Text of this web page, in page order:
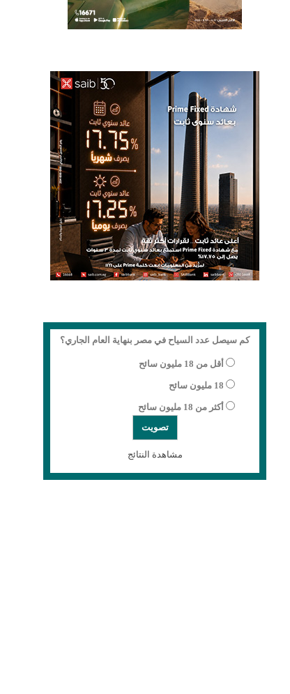
كم سيصل عدد السياح في مصر بنهاية العام الجاري؟
أقل من 18 مليون سائح
18 مليون سائح
أكثر من 18 مليون سائح
مشاهدة النتائج